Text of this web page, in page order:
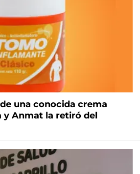
una conocida crema
Anmat la retiró del